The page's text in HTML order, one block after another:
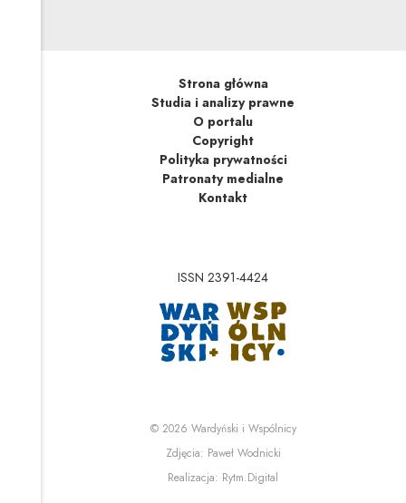
Strona główna
Studia i analizy prawne
O portalu
Copyright
Polityka prywatności
Patronaty medialne
Kontakt
ISSN 2391-4424
Uwaga, link zostanie
© 2026 Wardyński i WspólnicyUwaga, link zostanie
Zdjęcia: Paweł WodnickiUwaga, link zostanie
Realizacja: Rytm.Digital